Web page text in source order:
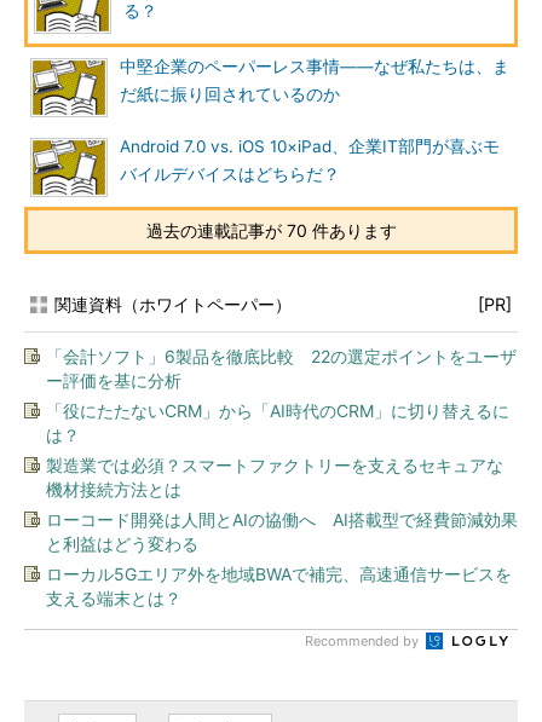
る？
中堅企業のペーパーレス事情――なぜ私たちは、ま
だ紙に振り回されているのか
Android 7.0 vs. iOS 10×iPad、企業IT部門が喜ぶモ
バイルデバイスはどちらだ？
過去の連載記事が 70 件あります
関連資料（ホワイトペーパー） [PR]
「会計ソフト」6製品を徹底比較 22の選定ポイントをユーザ
ー評価を基に分析
「役にたたないCRM」から「AI時代のCRM」に切り替えるに
は？
製造業では必須？スマートファクトリーを支えるセキュアな
機材接続方法とは
ローコード開発は人間とAIの協働へ AI搭載型で経費節減効果
と利益はどう変わる
ローカル5Gエリア外を地域BWAで補完、高速通信サービスを
支える端末とは？
Recommended by